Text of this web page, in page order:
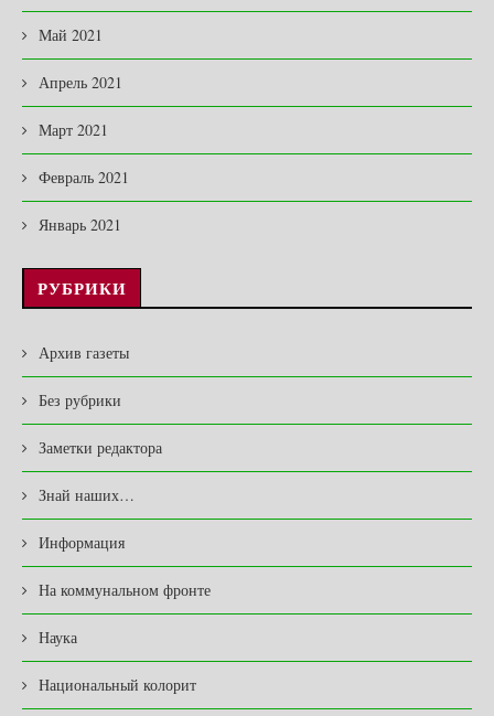
Май 2021
Апрель 2021
Март 2021
Февраль 2021
Январь 2021
РУБРИКИ
Архив газеты
Без рубрики
Заметки редактора
Знай наших…
Информация
На коммунальном фронте
Наука
Национальный колорит